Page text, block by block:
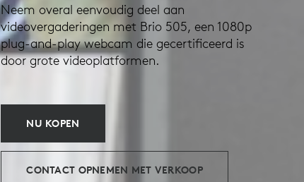
Neem overal eenvoudig deel aan
videovergaderingen met Brio 505, een 1080p
plug-and-play webcam die gecertificeerd is
door grote videoplatformen.
NU KOPEN
CONTACT OPNEMEN MET VERKOOP